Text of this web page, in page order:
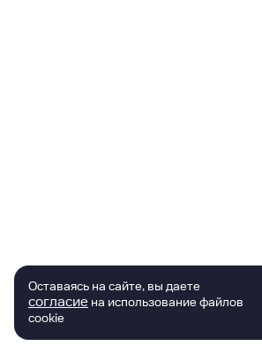
Оставаясь на сайте, вы даете
согласие на использование файлов
cookie